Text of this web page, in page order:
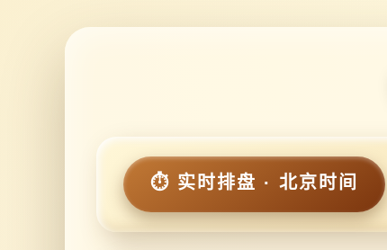
⏱️ 实时排盘 · 北京时间